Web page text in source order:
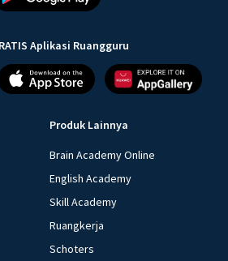
Aplikasi Ruangguru
Produk Lainnya
Brain Academy Online
English Academy
Skill Academy
Ruangkerja
Schoters